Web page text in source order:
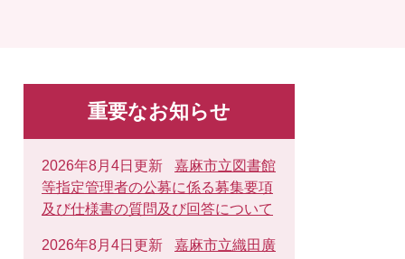
重要なお知らせ
2026年8月4日更新
嘉麻市立図書館
等指定管理者の公募に係る募集要項
及び仕様書の質問及び回答について
2026年8月4日更新
嘉麻市立織田廣